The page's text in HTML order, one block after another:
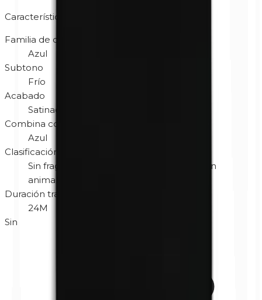
Características
Familia de color
Azul
Subtono
Frío
Acabado
Satinado
Combina con color de ojos
Azul
Clasificación
Sin fragancia
No testado en
animales
Duración tras abrir
24M
Sin